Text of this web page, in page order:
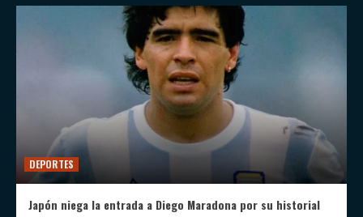
DEPORTES
Japón niega la entrada a Diego Maradona por su historial